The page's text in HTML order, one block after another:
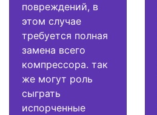
повреждений, в
этом случае
требуется полная
замена всего
компрессора. так
же могут роль
сыграть
испорченные